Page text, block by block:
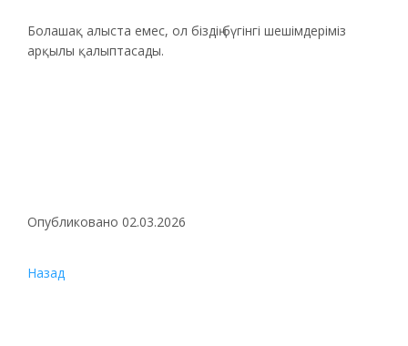
Болашақ алыста емес, ол біздің бүгінгі шешімдеріміз
арқылы қалыптасады.
Опубликовано 02.03.2026
Назад